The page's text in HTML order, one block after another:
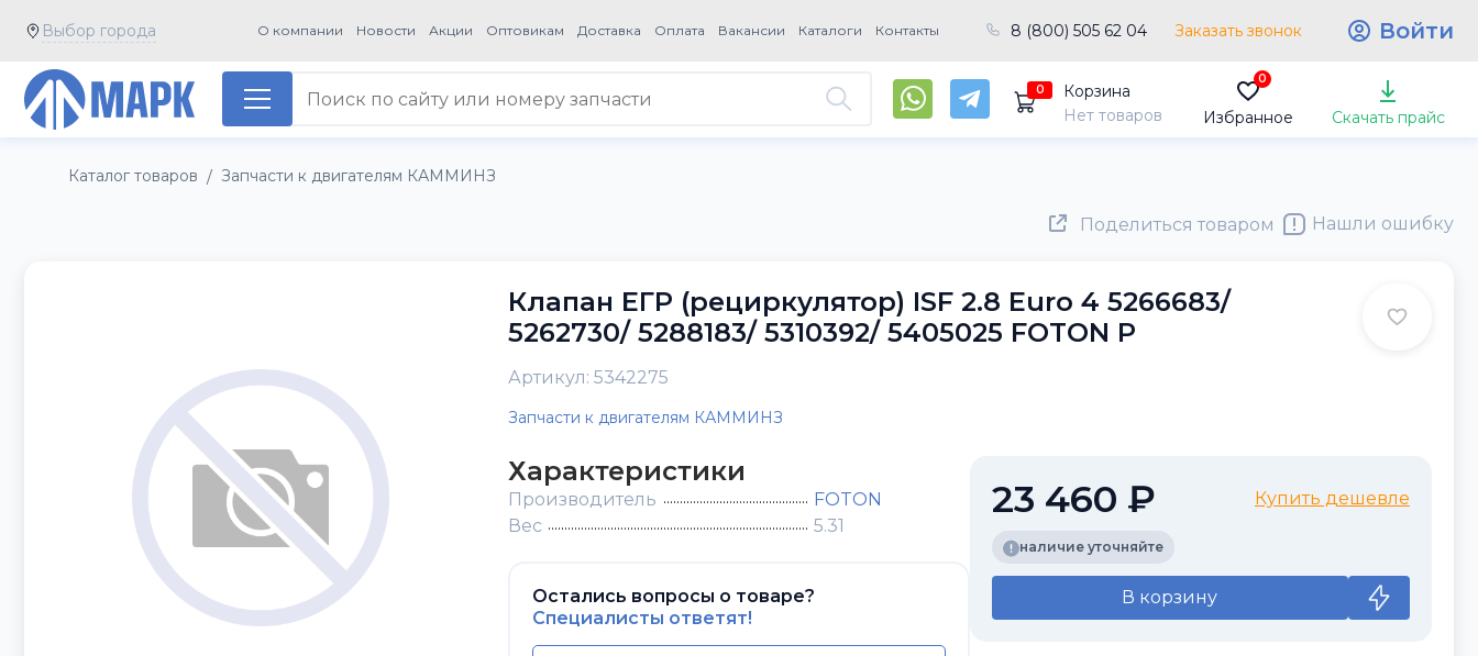
Выбор города О компании Новости Акции Оптовикам Доставка Оплата Вакансии Каталоги Контакты 8 (800) 505 62 04 Заказать звонок Войти
0
Корзина
Нет товаров
0
Избранное Скачать прайс
Каталог товаров / Запчасти к двигателям КАММИНЗ
Поделиться товаром Нашли ошибку
Клапан ЕГР (рециркулятор) ISF 2.8 Euro 4 5266683/
5262730/ 5288183/ 5310392/ 5405025 FOTON Р
Артикул: 5342275
Запчасти к двигателям КАММИНЗ
Характеристики
Производитель
FOTON
Вес
5.31
Остались вопросы о товаре?
Специалисты ответят!
23 460 ₽ Купить дешевле
наличие уточняйте
В корзину